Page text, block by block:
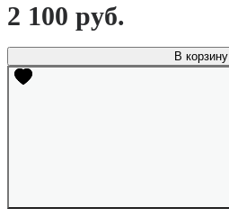
2 100 руб.
В корзину